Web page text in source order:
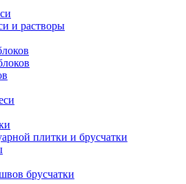
и растворы
плитки и брусчатки
брусчатки